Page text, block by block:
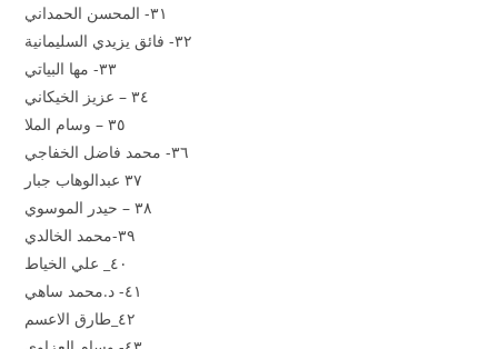
٣١- المحسن الحمداني
٣٢- فائق يزيدي السليمانية
٣٣- مها البياتي
٣٤ – عزيز الخيكاني
٣٥ – وسام الملا
٣٦- محمد فاضل الخفاجي
٣٧ عبدالوهاب جبار
٣٨ – حيدر الموسوي
٣٩-محمد الخالدي
٤٠_ علي الخياط
٤٢_طارق الاعسم